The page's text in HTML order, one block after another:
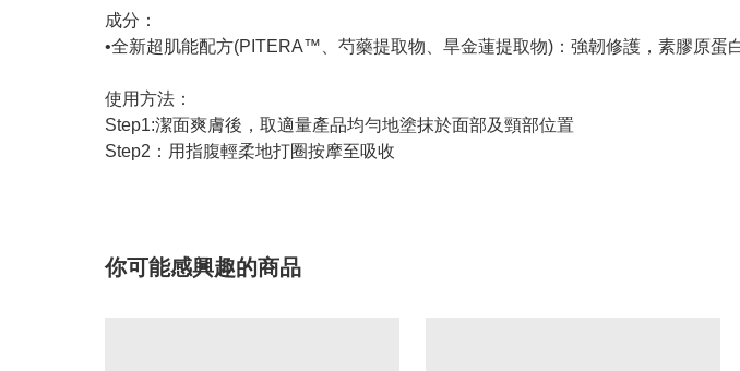
成分：
•全新超肌能配方(PITERA™、芍藥提取物、旱金蓮提取物)：強韌修護，素膠原蛋
使用方法：
Step1:潔面爽膚後，取適量產品均勻地塗抹於面部及頸部位置
Step2：用指腹輕柔地打圈按摩至吸收
你可能感興趣的商品